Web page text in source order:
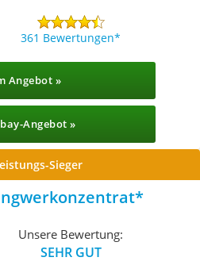
361 Bewertungen
Angebot »
Angebot »
Sieger
Unsere Bewertung:
SEHR GUT